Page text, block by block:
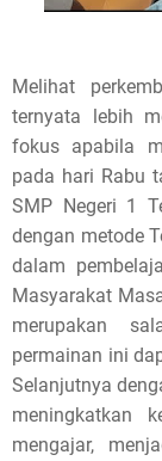
Melihat
ternyata lebih
fokus apabila
pada hari Rabu
SMP Negeri 1
dengan metode
dalam
Masyarakat
merupakan
permainan ini
Selanjutnya
meningkatkan
mengajar,